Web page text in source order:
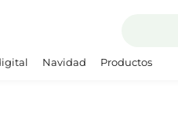
Navidad Productos